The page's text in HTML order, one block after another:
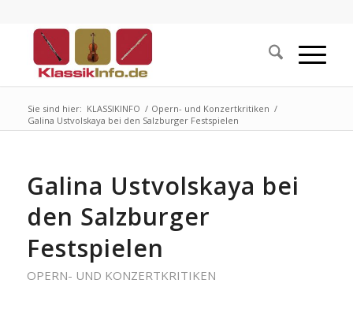
Sie sind hier: KLASSIKINFO / Opern- und Konzertkritiken /
Galina Ustvolskaya bei den Salzburger Festspielen
Galina Ustvolskaya bei
den Salzburger
Festspielen
OPERN- UND KONZERTKRITIKEN